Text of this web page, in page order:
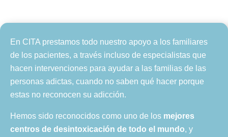
En CITA prestamos todo nuestro apoyo a los familiares
de los pacientes, a través incluso de especialistas que
hacen intervenciones para ayudar a las familias de las
personas adictas, cuando no saben qué hacer porque
estas no reconocen su adicción.
Hemos sido reconocidos como uno de los mejores
centros de desintoxicación de todo el mundo, y